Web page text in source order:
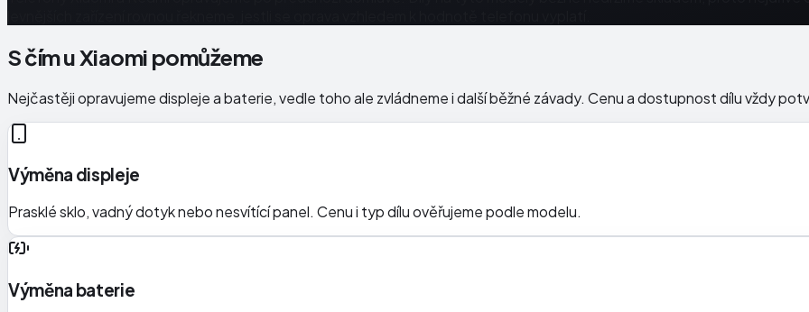
S čím u Xiaomi pomůžeme
Nejčastěji opravujeme displeje a baterie, vedle toho ale zvládneme i další běžné závady. Cenu a dostupnost dílu vždy
Výměna displeje
Prasklé sklo, vadný dotyk nebo nesvítící panel. Cenu i typ dílu ověřujeme podle modelu.
Výměna baterie